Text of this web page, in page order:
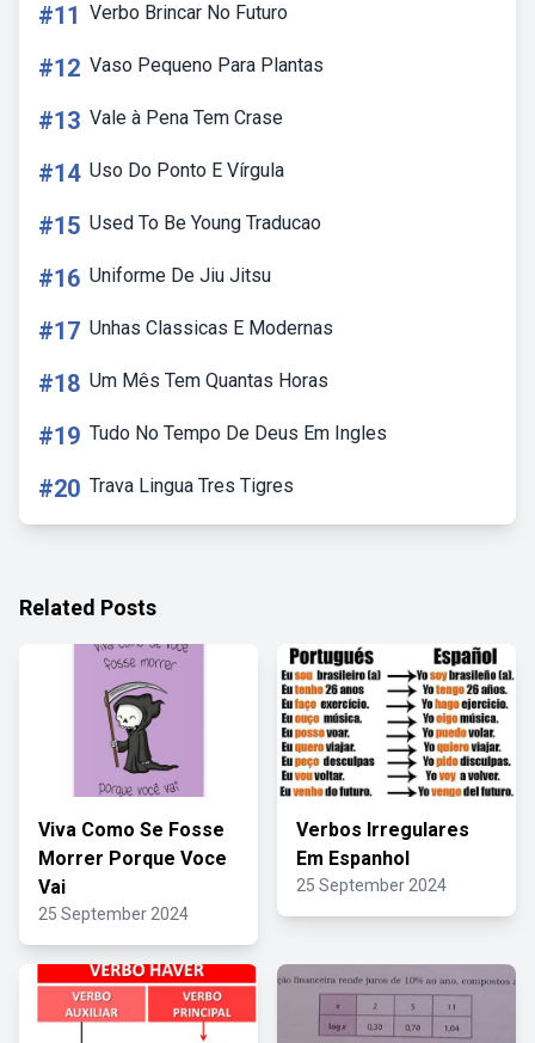
#11 Verbo Brincar No Futuro
#12 Vaso Pequeno Para Plantas
#13 Vale à Pena Tem Crase
#14 Uso Do Ponto E Vírgula
#15 Used To Be Young Traducao
#16 Uniforme De Jiu Jitsu
#17 Unhas Classicas E Modernas
#18 Um Mês Tem Quantas Horas
#19 Tudo No Tempo De Deus Em Ingles
#20 Trava Lingua Tres Tigres
Related Posts
Viva Como Se Fosse
Morrer Porque Voce
Vai
25 September 2024
Verbos Irregulares
Em Espanhol
25 September 2024